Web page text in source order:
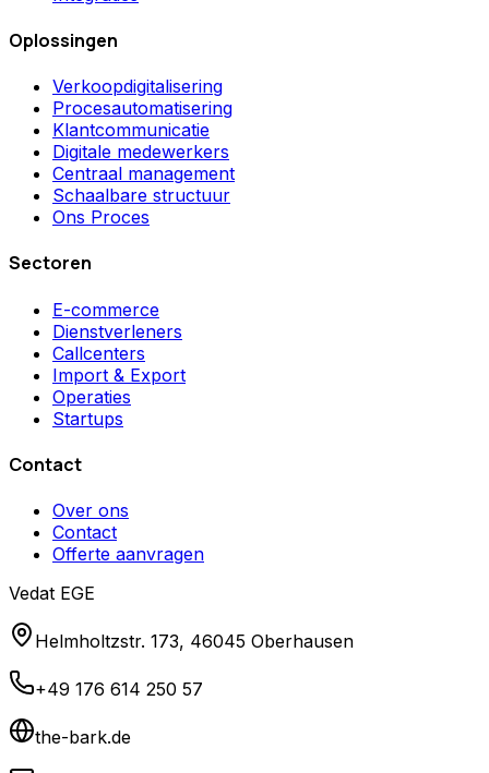
Oplossingen
Verkoopdigitalisering
Procesautomatisering
Klantcommunicatie
Digitale medewerkers
Centraal management
Schaalbare structuur
Ons Proces
Sectoren
E-commerce
Dienstverleners
Callcenters
Import & Export
Operaties
Startups
Contact
Over ons
Contact
Offerte aanvragen
Vedat EGE
Helmholtzstr. 173, 46045 Oberhausen
+49 176 614 250 57
the-bark.de